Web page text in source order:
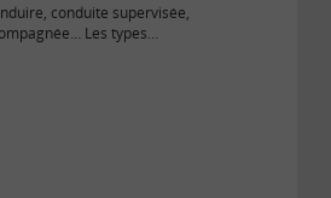
conduite supervisée,
Les types